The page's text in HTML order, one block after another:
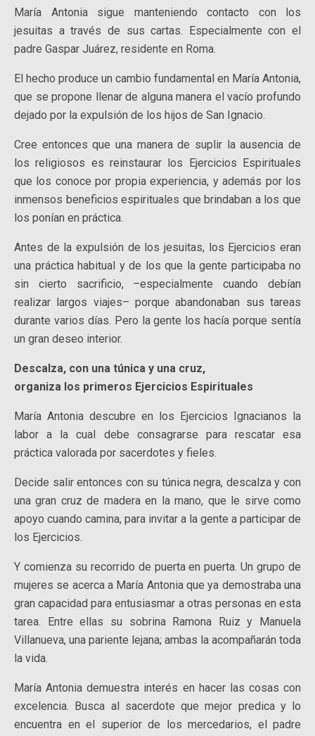
María Antonia sigue manteniendo contacto con los
jesuitas a través de sus cartas. Especialmente con el
padre Gaspar Juárez, residente en Roma.
El hecho produce un cambio fundamental en María Antonia,
que se propone llenar de alguna manera el vacío profundo
dejado por la expulsión de los hijos de San Ignacio.
Cree entonces que una manera de suplir la ausencia de
los religiosos es reinstaurar los Ejercicios Espirituales
que los conoce por propia experiencia, y además por los
inmensos beneficios espirituales que brindaban a los que
los ponían en práctica.
Antes de la expulsión de los jesuitas, los Ejercicios eran
una práctica habitual y de los que la gente participaba no
sin cierto sacrificio, –especialmente cuando debían
realizar largos viajes– porque abandonaban sus tareas
durante varios días. Pero la gente los hacía porque sentía
un gran deseo interior.
Descalza, con una túnica y una cruz,
organiza los primeros Ejercicios Espirituales
María Antonia descubre en los Ejercicios Ignacianos la
labor a la cual debe consagrarse para rescatar esa
práctica valorada por sacerdotes y fieles.
Decide salir entonces con su túnica negra, descalza y con
una gran cruz de madera en la mano, que le sirve como
apoyo cuando camina, para invitar a la gente a participar de
los Ejercicios.
Y comienza su recorrido de puerta en puerta. Un grupo de
mujeres se acerca a María Antonia que ya demostraba una
gran capacidad para entusiasmar a otras personas en esta
tarea. Entre ellas su sobrina Ramona Ruiz y Manuela
Villanueva, una pariente lejana; ambas la acompañarán toda
la vida.
María Antonia demuestra interés en hacer las cosas con
excelencia. Busca al sacerdote que mejor predica y lo
encuentra en el superior de los mercedarios, el padre